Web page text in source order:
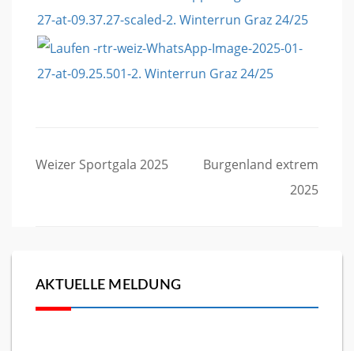
Beitragsnavigation
Weizer Sportgala 2025
Burgenland extrem
2025
AKTUELLE MELDUNG